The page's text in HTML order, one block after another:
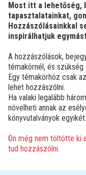
Most itt a lehetőség,
tapasztalatainkat,
Hozzászólásainkkal
inspirálhatjuk
A hozzászólások,
témakörnél, és
Egy témakörhöz csak
lehet hozzászólni.
Ha valaki legalább
növelheti annak az
könyvutalványok egyikét.
Ön még nem töltötte ki
tud hozzászólni.